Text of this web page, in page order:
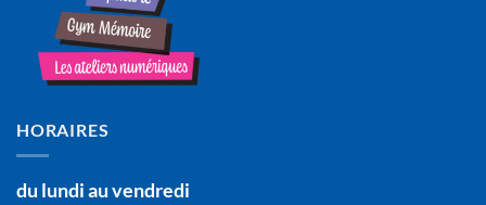
HORAIRES
du lundi au vendredi